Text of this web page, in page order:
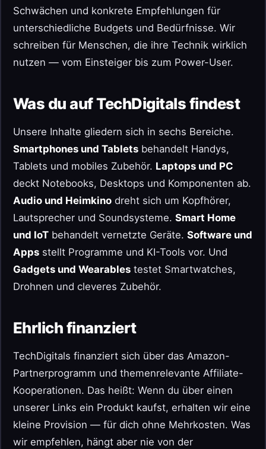
Schwächen und konkrete Empfehlungen für
unterschiedliche Budgets und Bedürfnisse. Wir
schreiben für Menschen, die ihre Technik wirklich
nutzen — vom Einsteiger bis zum Power-User.
Was du auf TechDigitals findest
Unsere Inhalte gliedern sich in sechs Bereiche.
Smartphones und Tablets behandelt Handys,
Tablets und mobiles Zubehör. Laptops und PC
deckt Notebooks, Desktops und Komponenten ab.
Audio und Heimkino dreht sich um Kopfhörer,
Lautsprecher und Soundsysteme. Smart Home
und IoT behandelt vernetzte Geräte. Software und
Apps stellt Programme und KI-Tools vor. Und
Gadgets und Wearables testet Smartwatches,
Drohnen und cleveres Zubehör.
Ehrlich finanziert
TechDigitals finanziert sich über das Amazon-
Partnerprogramm und themenrelevante Affiliate-
Kooperationen. Das heißt: Wenn du über einen
unserer Links ein Produkt kaufst, erhalten wir eine
kleine Provision — für dich ohne Mehrkosten. Was
wir empfehlen, hängt aber nie von der